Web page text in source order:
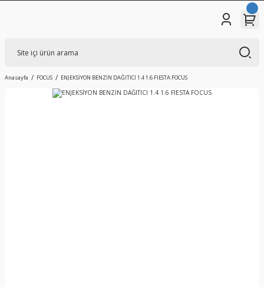
Anasayfa FOCUS ENJEKSİYON BENZİN DAĞITICI 1.4 1.6 FIESTA FOCUS